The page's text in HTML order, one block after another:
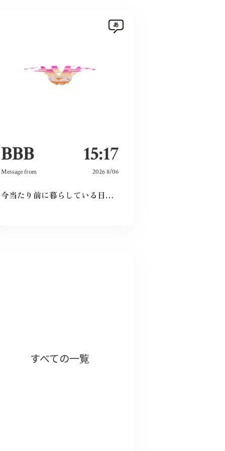
BBB 15:17
Message from 2026 8/06
今当たり前に暮らしている日々が特別なものに感じた。暗い気持ちになることなく、とても前向きにこれからの未来を精一杯生きて作りたいと感じました。
すべての一覧